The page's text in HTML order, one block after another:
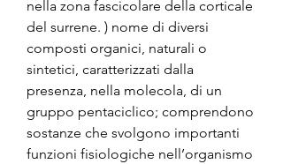
nella zona fascicolare della corticale
del surrene. ) nome di diversi
composti organici, naturali o
sintetici, caratterizzati dalla
presenza, nella molecola, di un
gruppo pentaciclico; comprendono
sostanze che svolgono importanti
funzioni fisiologiche nell’organismo